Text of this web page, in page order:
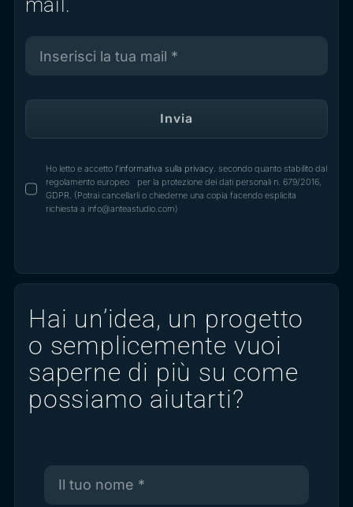
mail.
Invia
Ho letto e accettol'informativa sulla privacy. secondo quanto stabilito dal
regolamento europeo per la protezione dei dati personali n. 679/2016,
GDPR. (Potrai cancellarli o chiederne una copia facendo esplicita
richiesta a info@anteastudio.com)
Hai un’idea, un progetto
o semplicemente vuoi
saperne di più su come
possiamo aiutarti?